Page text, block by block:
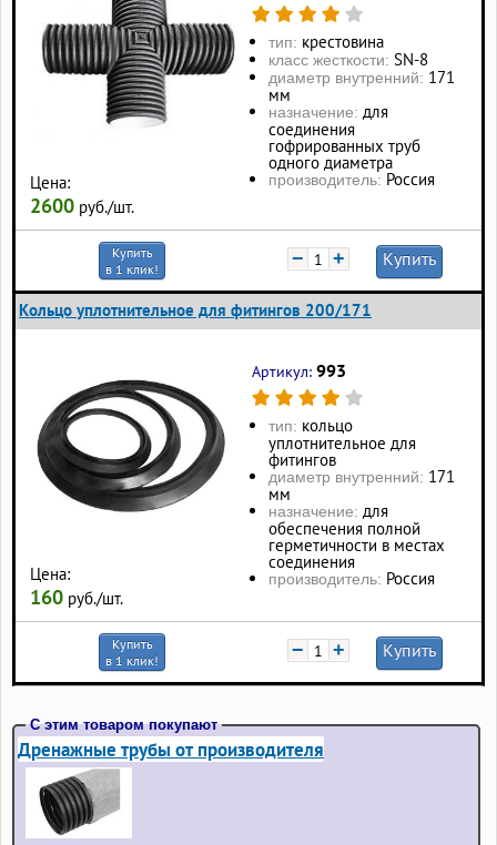
Цена:
2600 руб./шт.
тип: крестовина
класс жесткости: SN-8
диаметр внутренний: 171
мм
назначение: для
соединения
гофрированных труб
одного диаметра
производитель: Россия
Купить
в 1 клик!
− + Купить
Кольцо уплотнительное для фитингов 200/171
Цена:
160 руб./шт.
Артикул: 993
тип: кольцо
уплотнительное для
фитингов
диаметр внутренний: 171
мм
назначение: для
обеспечения полной
герметичности в местах
соединения
производитель: Россия
Купить
в 1 клик!
− + Купить
С этим товаром покупают
Дренажные трубы от производителя